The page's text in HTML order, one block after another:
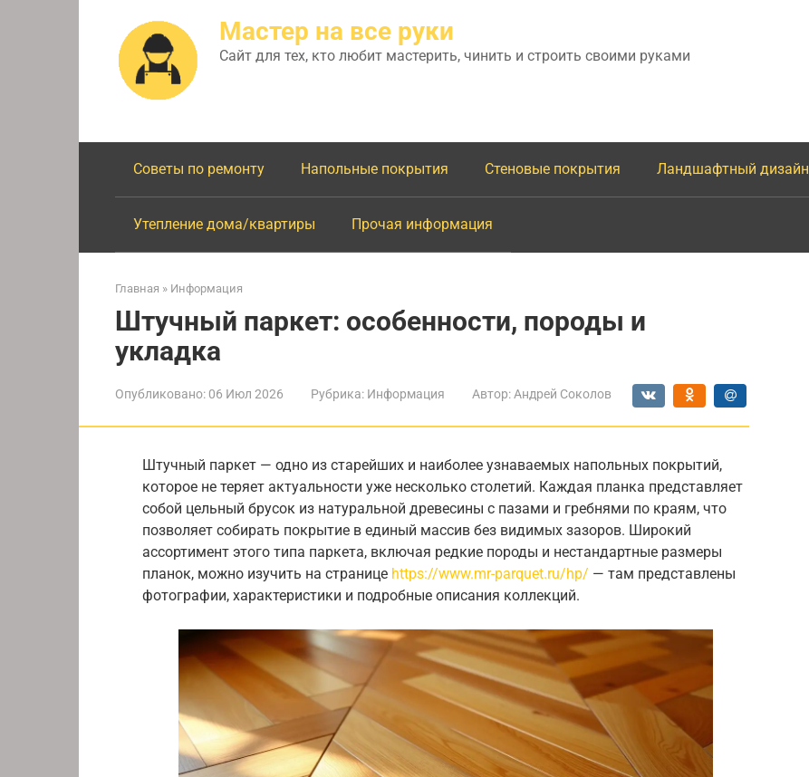
Мастер на все руки
Сайт для тех, кто любит мастерить, чинить и строить своими руками
Советы по ремонту Напольные покрытия Стеновые покрытия Ландшафтный дизайн
Утепление дома/квартиры Прочая информация
Главная » Информация
Штучный паркет: особенности, породы и
укладка
Опубликовано: 06 Июл 2026 Рубрика: Информация Автор: Андрей Соколов
Штучный паркет — одно из старейших и наиболее узнаваемых напольных покрытий,
которое не теряет актуальности уже несколько столетий. Каждая планка представляет
собой цельный брусок из натуральной древесины с пазами и гребнями по краям, что
позволяет собирать покрытие в единый массив без видимых зазоров. Широкий
ассортимент этого типа паркета, включая редкие породы и нестандартные размеры
планок, можно изучить на странице https://www.mr-parquet.ru/hp/ — там представлены
фотографии, характеристики и подробные описания коллекций.